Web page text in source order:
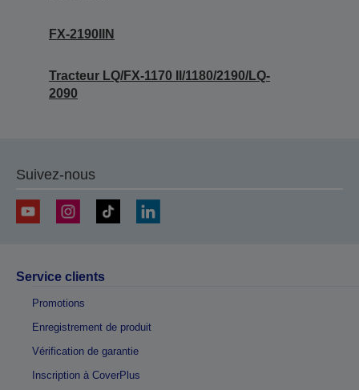
FX-2190IIN
Tracteur LQ/FX-1170 II/1180/2190/LQ-
2090
Suivez-nous
Service clients
Promotions
Enregistrement de produit
Vérification de garantie
Inscription à CoverPlus